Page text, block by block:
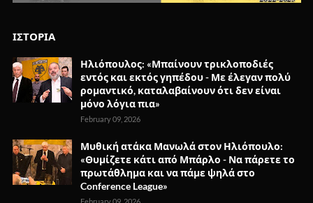
ΙΣΤΟΡΙΑ
Ηλιόπουλος: «Μπαίνουν τρικλοποδιές
εντός και εκτός γηπέδου - Με έλεγαν πολύ
ρομαντικό, καταλαβαίνουν ότι δεν είναι
μόνο λόγια πια»
February 09, 2026
Μυθική ατάκα Μανωλά στον Ηλιόπουλο:
«Θυμίζετε κάτι από Μπάρλο - Να πάρετε το
πρωτάθλημα και να πάμε ψηλά στο
Conference League»